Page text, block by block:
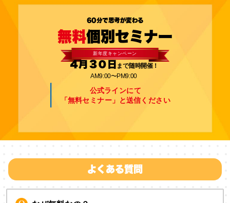
60分で思考が変わる
無料個別セミナー
新年度キャンペーン
４月３０日まで随時開催！
AM9:00〜PM9:00
公式ラインにて
「無料セミナー」と送信ください
よくある質問